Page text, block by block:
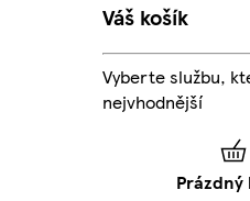
Váš košík
Vyberte službu,
nejvhodnější
Prázdný